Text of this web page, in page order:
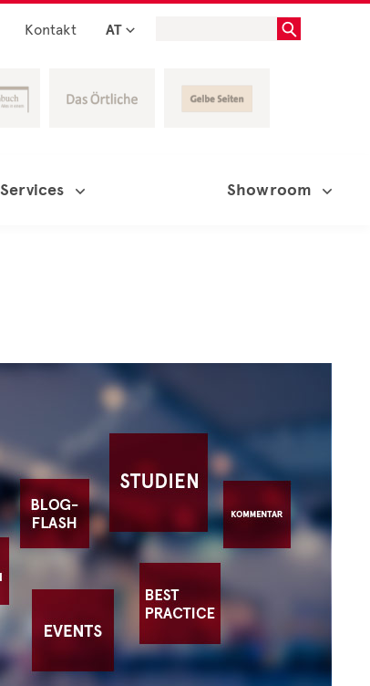
Kontakt AT
Services Showroom
ZAHL DES MONATS
Unter der Rubrik
"Zahl des Monats" stellen
wir interessante Studien
und deren Ergebnisse vor.
Zur aktuellen Zahl des Monats